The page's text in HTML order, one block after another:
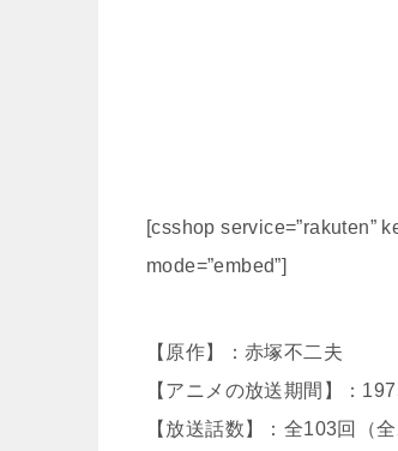
[csshop service=”rakuten”
mode=”embed”]
【原作】：赤塚不二夫
【アニメの放送期間】：
【放送話数】：全103回（全